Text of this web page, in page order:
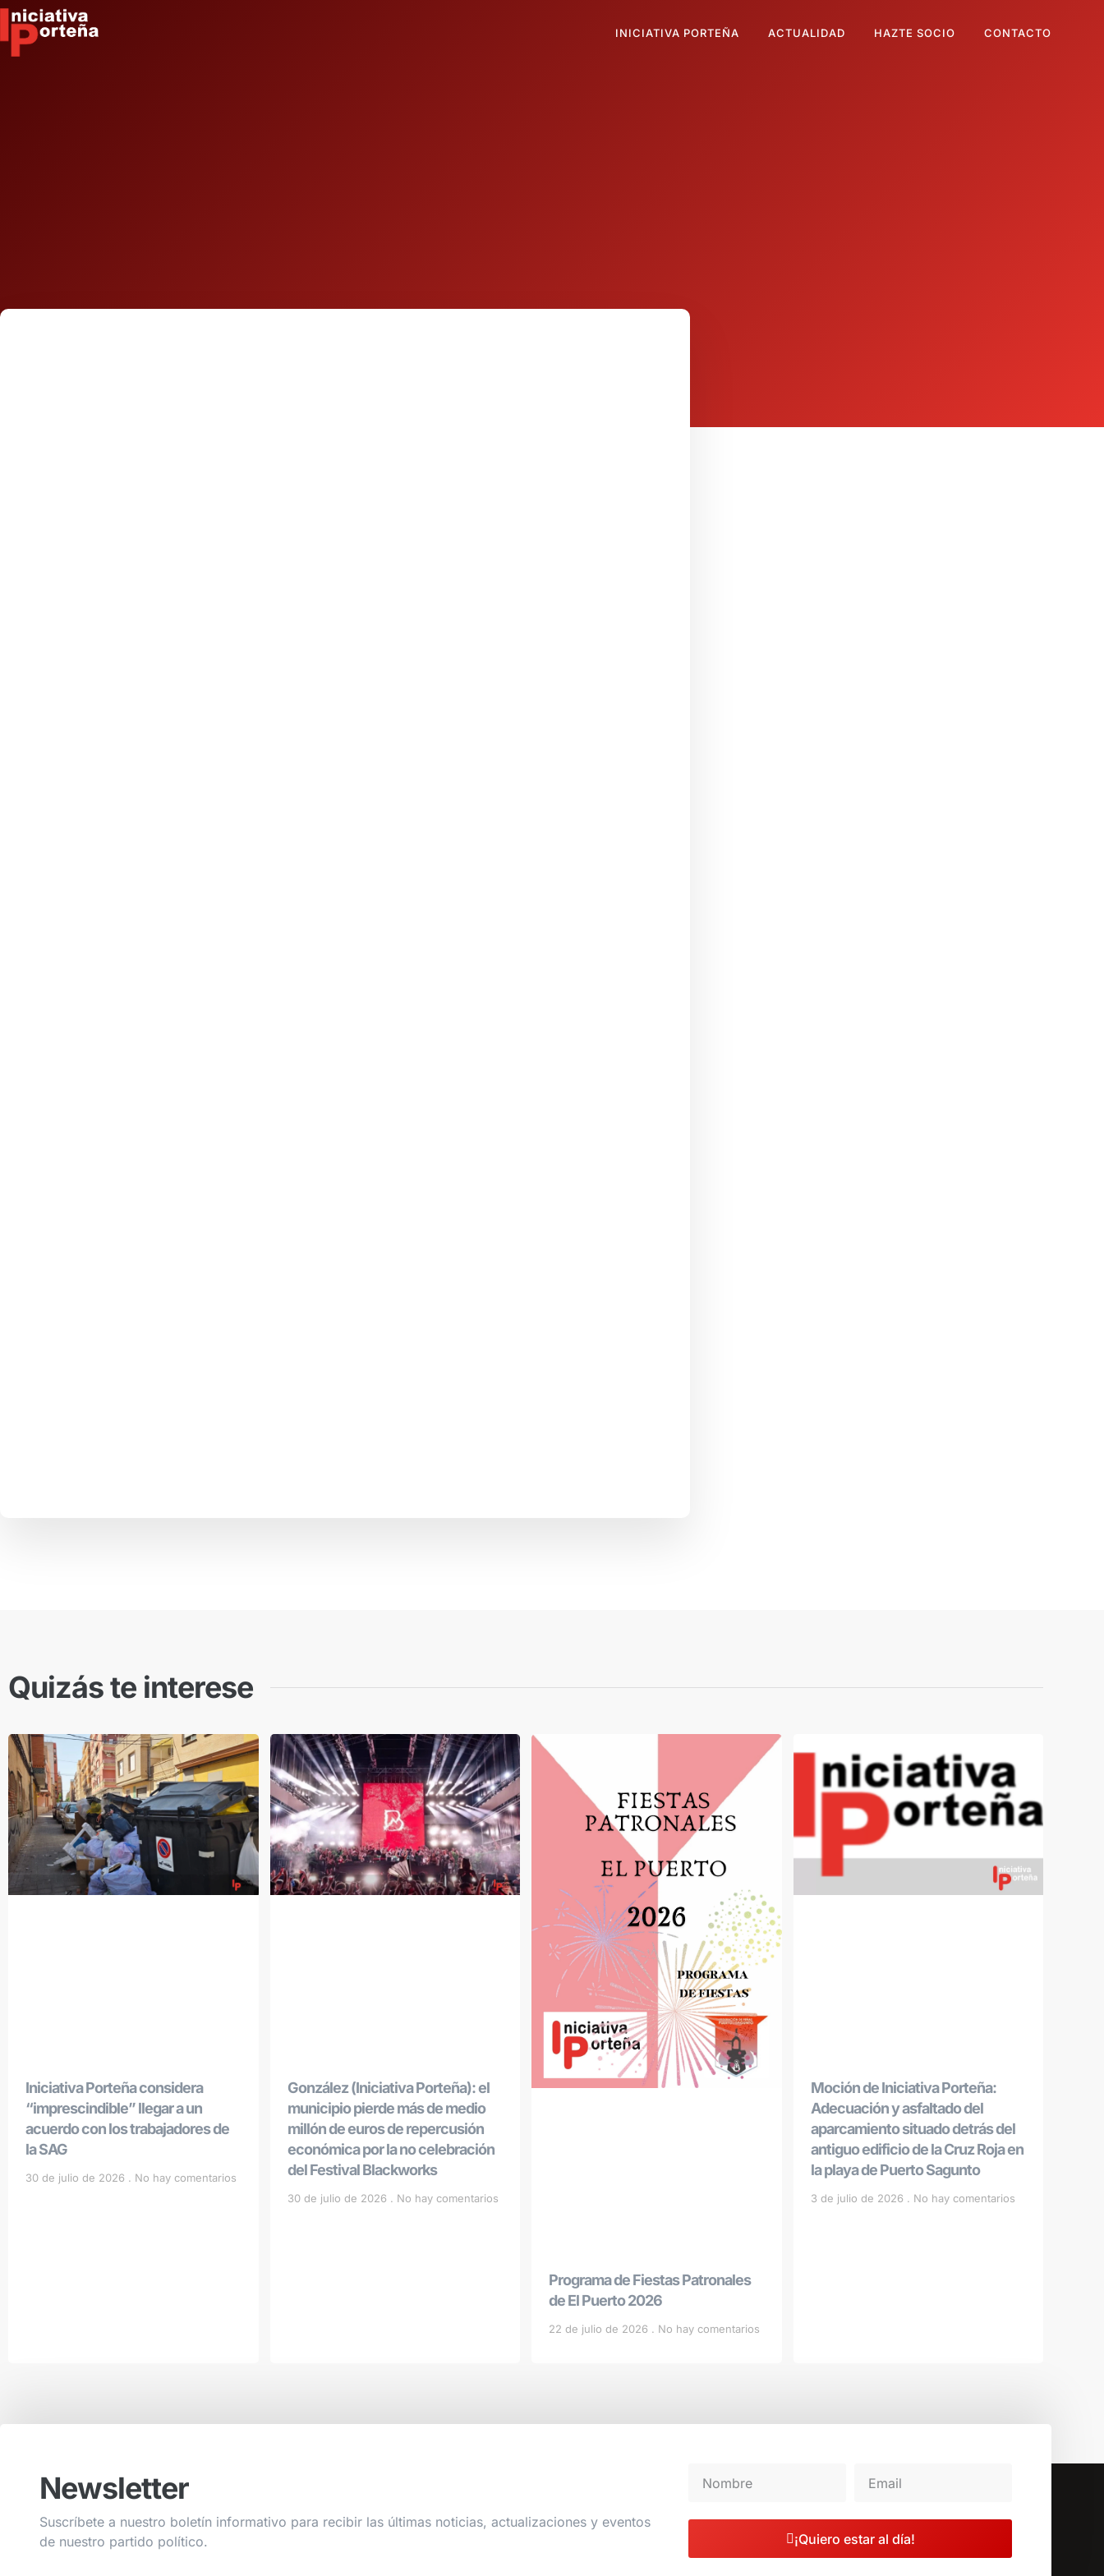
INICIATIVA PORTEÑA ACTUALIDAD HAZTE SOCIO CONTACTO
Quizás te interese
Iniciativa Porteña considera
“imprescindible” llegar a un
acuerdo con los trabajadores de
la SAG
30 de julio de 2026 No hay comentarios
González (Iniciativa Porteña): el
municipio pierde más de medio
millón de euros de repercusión
económica por la no celebración
del Festival Blackworks
30 de julio de 2026 No hay comentarios
Programa de Fiestas Patronales
de El Puerto 2026
22 de julio de 2026 No hay comentarios
Moción de Iniciativa Porteña:
Adecuación y asfaltado del
aparcamiento situado detrás del
antiguo edificio de la Cruz Roja en
la playa de Puerto Sagunto
3 de julio de 2026 No hay comentarios
Newsletter
Suscríbete a nuestro boletín informativo para recibir las últimas noticias, actualizaciones y eventos
de nuestro partido político.
¡Quiero estar al día!